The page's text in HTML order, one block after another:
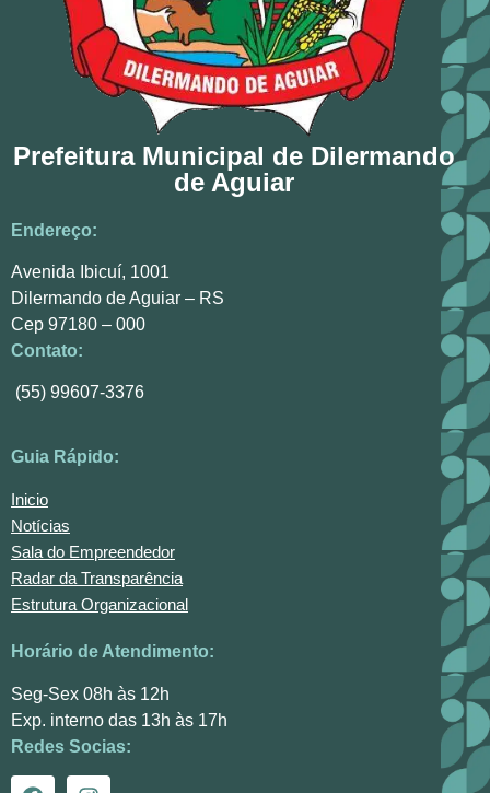
Prefeitura Municipal de Dilermando
de Aguiar
Endereço:
Avenida Ibicuí, 1001
Dilermando de Aguiar – RS
Cep 97180 – 000
Contato:
(55) 99607-3376
Guia Rápido:
Inicio
Notícias
Sala do Empreendedor
Radar da Transparência
Estrutura Organizacional
Horário de Atendimento:
Seg-Sex 08h às 12h
Exp. interno das 13h às 17h
Redes Socias: